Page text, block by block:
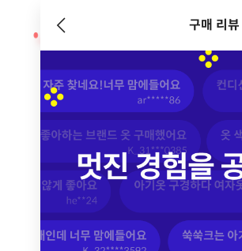
구매 리뷰